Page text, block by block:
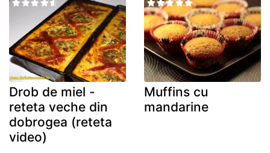
Drob de miel -
reteta veche din
dobrogea (reteta
video)
Muffins cu
mandarine